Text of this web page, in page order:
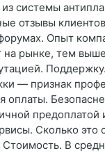
системы
отзывы
Опыт
на рынке, тем
— признак
оплаты.
предоплатой
Сколько это
В